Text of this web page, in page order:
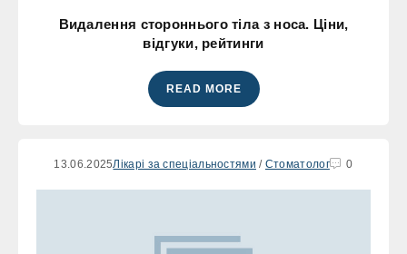
Видалення стороннього тіла з носа. Ціни,
відгуки, рейтинги
READ MORE
13.06.2025Лікарі за спеціальностями / Стоматолог 0